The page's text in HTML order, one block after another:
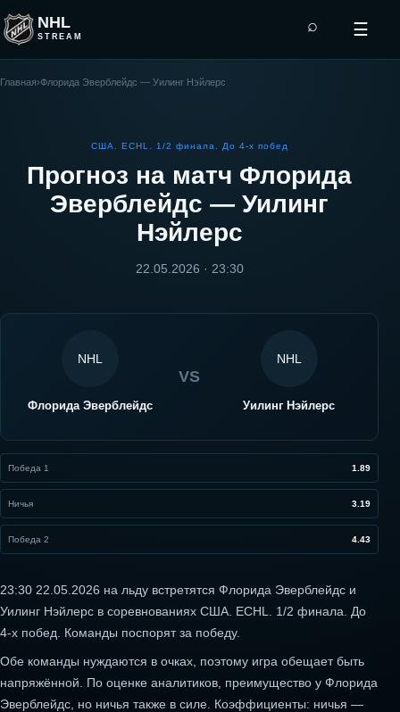
NHL
STREAM
⌕ ☰
Главная›Флорида Эверблейдс — Уилинг Нэйлерс
США. ECHL. 1/2 финала. До 4-х побед
Прогноз на матч Флорида
Эверблейдс — Уилинг
Нэйлерс
22.05.2026 · 23:30
NHL
Флорида Эверблейдс
VS
NHL
Уилинг Нэйлерс
Победа 1 1.89
Ничья 3.19
Победа 2 4.43
23:30 22.05.2026 на льду встретятся Флорида Эверблейдс и
Уилинг Нэйлерс в соревнованиях США. ECHL. 1/2 финала. До
4-х побед. Команды поспорят за победу.
Обе команды нуждаются в очках, поэтому игра обещает быть
напряжённой. По оценке аналитиков, преимущество у Флорида
Эверблейдс, но ничья также в силе. Коэффициенты: ничья —